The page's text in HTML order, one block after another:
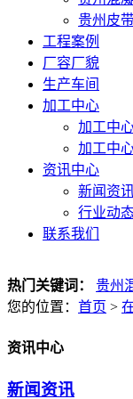
贵州皮
工程案例
厂容厂貌
生产车间
加工中心
加工中
加工中
资讯中心
新闻资
行业动
联系我们
热门关键词： 贵州
您的位置： 首页 >
资讯中心
新闻资讯